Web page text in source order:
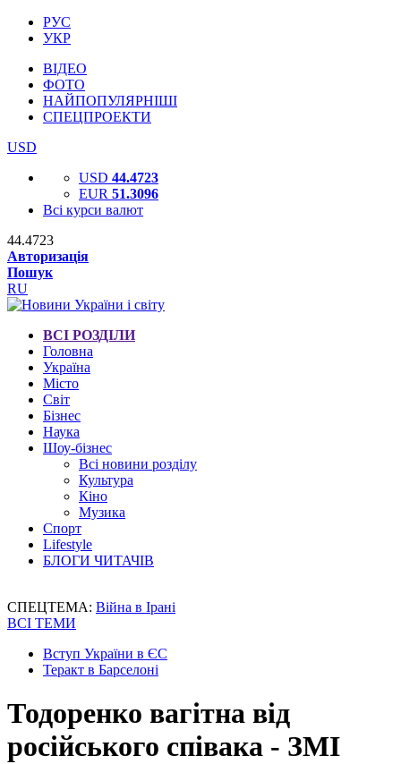
РУС
УКР
ВІДЕО
ФОТО
НАЙПОПУЛЯРНІШІ
СПЕЦПРОЕКТИ
USD
USD 44.4723
EUR 51.3096
Всі курси валют
44.4723
Авторизація
Пошук
RU
ВСІ РОЗДІЛИ
Головна
Україна
Місто
Світ
Бізнес
Наука
Шоу-бізнес
Всі новини розділу
Культура
Кіно
Музика
Спорт
Lifestyle
БЛОГИ ЧИТАЧІВ
СПЕЦТЕМА: Війна в Ірані
ВСІ ТЕМИ
Вступ України в ЄС
Теракт в Барселоні
Тодоренко вагітна від
російського співака - ЗМІ